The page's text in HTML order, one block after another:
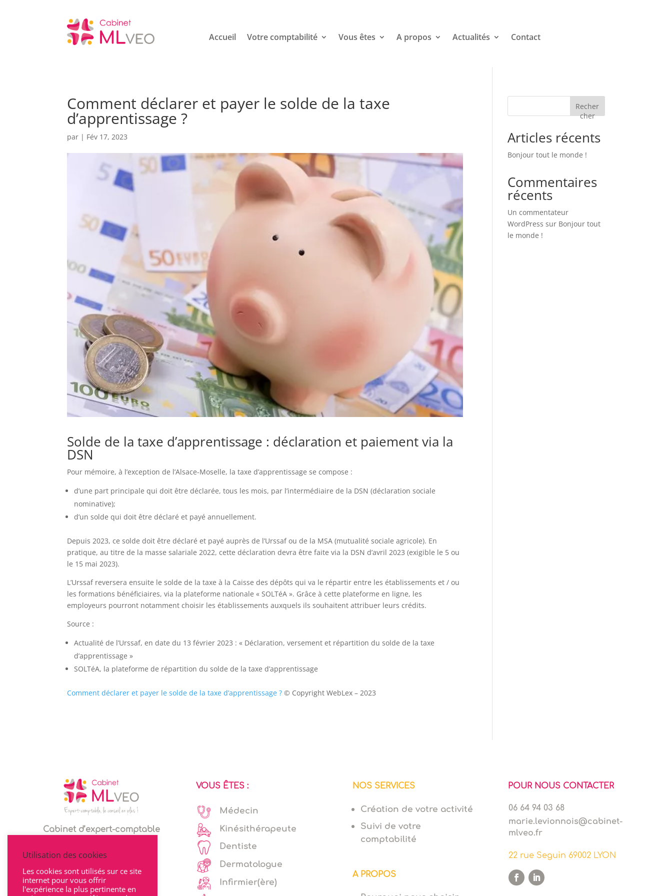
Accueil Votre comptabilité Vous êtes A propos Actualités Contact
Comment déclarer et payer le solde de la taxe
d’apprentissage ?
par | Fév 17, 2023
Solde de la taxe d’apprentissage : déclaration et paiement via la
DSN
Pour mémoire, à l’exception de l’Alsace-Moselle, la taxe d’apprentissage se compose :
d’une part principale qui doit être déclarée, tous les mois, par l’intermédiaire de la DSN (déclaration sociale
nominative);
d’un solde qui doit être déclaré et payé annuellement.
Depuis 2023, ce solde doit être déclaré et payé auprès de l’Urssaf ou de la MSA (mutualité sociale agricole). En
pratique, au titre de la masse salariale 2022, cette déclaration devra être faite via la DSN d’avril 2023 (exigible le 5 ou
le 15 mai 2023).
L’Urssaf reversera ensuite le solde de la taxe à la Caisse des dépôts qui va le répartir entre les établissements et / ou
les formations bénéficiaires, via la plateforme nationale « SOLTéA ». Grâce à cette plateforme en ligne, les
employeurs pourront notamment choisir les établissements auxquels ils souhaitent attribuer leurs crédits.
Source :
Actualité de l’Urssaf, en date du 13 février 2023 : « Déclaration, versement et répartition du solde de la taxe
d’apprentissage »
SOLTéA, la plateforme de répartition du solde de la taxe d’apprentissage
Comment déclarer et payer le solde de la taxe d’apprentissage ? © Copyright WebLex – 2023
Recher
cher
Articles récents
Bonjour tout le monde !
Commentaires
récents
Un commentateur
WordPress sur Bonjour tout
le monde !
Cabinet d’expert-comptable
Espace client
VOUS ÊTES :
Médecin
Kinésithérapeute
Dentiste
Dermatologue
Infirmier(ère)
NOS SERVICES
Création de votre activité
Suivi de votre
comptabilité
A PROPOS
POUR NOUS CONTACTER
06 64 94 03 68
marie.levionnois@cabinet-
mlveo.fr
22 rue Seguin 69002 LYON
Utilisation des cookies
Les cookies sont utilisés sur ce site
internet pour vous offrir
l'expérience la plus pertinente en